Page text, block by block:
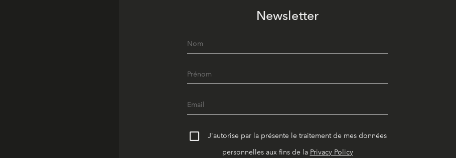
Newsletter
J'autorise par la présente le traitement de mes données
personnelles aux fins de la Privacy Policy